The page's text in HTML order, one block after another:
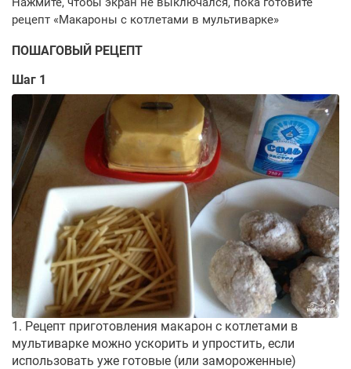
ПОШАГОВЫЙ РЕЦЕПТ
Шаг 1
1. Рецепт приготовления макарон с котлетами в
мультиварке можно ускорить и упростить, если
использовать уже готовые (или замороженные)